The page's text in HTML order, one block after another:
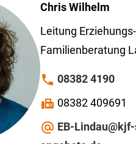
ChrisWilhelm
Leitung
Familienberatung
phone 08382 4190
fax 08382 409691
alternate_email EB-